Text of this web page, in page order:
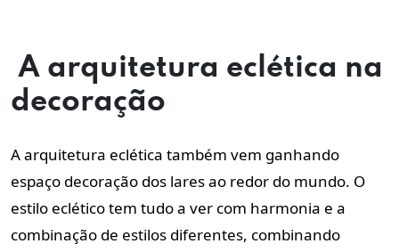
A arquitetura eclética na
decoração
A arquitetura eclética também vem ganhando
espaço decoração dos lares ao redor do mundo. O
estilo eclético tem tudo a ver com harmonia e a
combinação de estilos diferentes, combinando